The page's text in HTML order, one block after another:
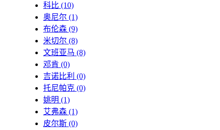
科比 (10)
奥尼尔 (1)
布伦森 (9)
米切尔 (8)
文班亚马 (8)
邓肯 (0)
吉诺比利 (0)
托尼帕克 (0)
姚明 (1)
艾弗森 (1)
皮尔斯 (0)